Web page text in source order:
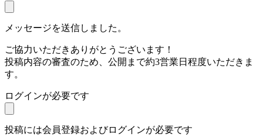
メッセージを送信しました。
ご協力いただきありがとうございます！
投稿内容の審査のため、公開まで約3営業日程度いただきま
す。
ログインが必要です
投稿には会員登録およびログインが必要です